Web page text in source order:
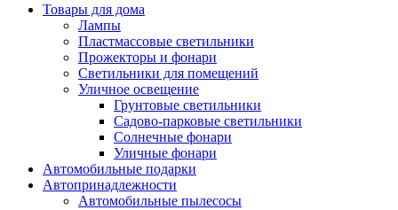
Товары для дома
Лампы
Пластмассовые светильники
Прожекторы и фонари
Светильники для помещений
Уличное освещение
Грунтовые светильники
Садово-парковые светильники
Солнечные фонари
Уличные фонари
Автомобильные подарки
Автопринадлежности
Автомобильные пылесосы